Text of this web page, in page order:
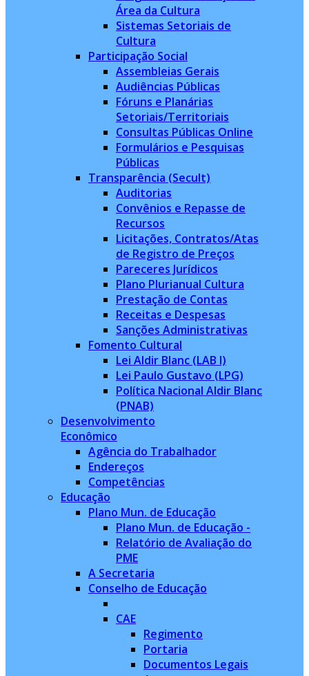
Área da Cultura
Sistemas Setoriais de
Cultura
Participação Social
Assembleias Gerais
Audiências Públicas
Fóruns e Planárias
Setoriais/Territoriais
Consultas Públicas Online
Formulários e Pesquisas
Públicas
Transparência (Secult)
Auditorias
Convênios e Repasse de
Recursos
Licitações, Contratos/Atas
de Registro de Preços
Pareceres Jurídicos
Plano Plurianual Cultura
Prestação de Contas
Receitas e Despesas
Sanções Administrativas
Fomento Cultural
Lei Aldir Blanc (LAB I)
Lei Paulo Gustavo (LPG)
Política Nacional Aldir Blanc
(PNAB)
Desenvolvimento
Econômico
Agência do Trabalhador
Endereços
Competências
Educação
Plano Mun. de Educação
Plano Mun. de Educação -
Relatório de Avaliação do
PME
A Secretaria
Conselho de Educação
CAE
Regimento
Portaria
Documentos Legais